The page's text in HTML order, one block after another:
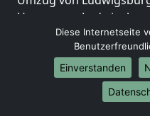
Umzug von
und Herzegowina
Umzug von
Umzug von
Umzug von
Umzug von
Diese Internetseite
Einverstanden